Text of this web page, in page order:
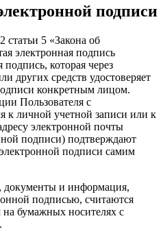
подписи
статьи 5 «Закона об
электронная подпись
подпись, которая через
других средств удостоверяет
конкретным лицом.
Пользователя с
к личной учетной записи или к
электронной почты
подписи) подтверждают
подписи самим
документы и информация,
подписью, считаются
бумажных носителях с